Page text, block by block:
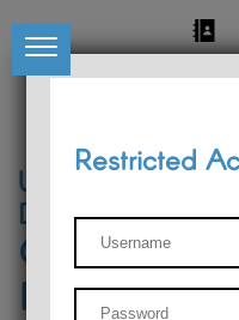
University of
Départment of
Center for
Research
Restricted